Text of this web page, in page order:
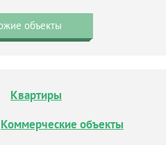
объекты
Квартиры
Коммерческие объекты